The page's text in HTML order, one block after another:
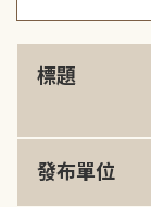
標題
發布單位